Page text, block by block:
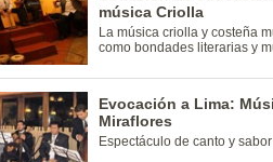
música Criolla
La música criolla y costeña
como bondades literarias y
Evocación a Lima:
Miraflores
Espectáculo de canto y